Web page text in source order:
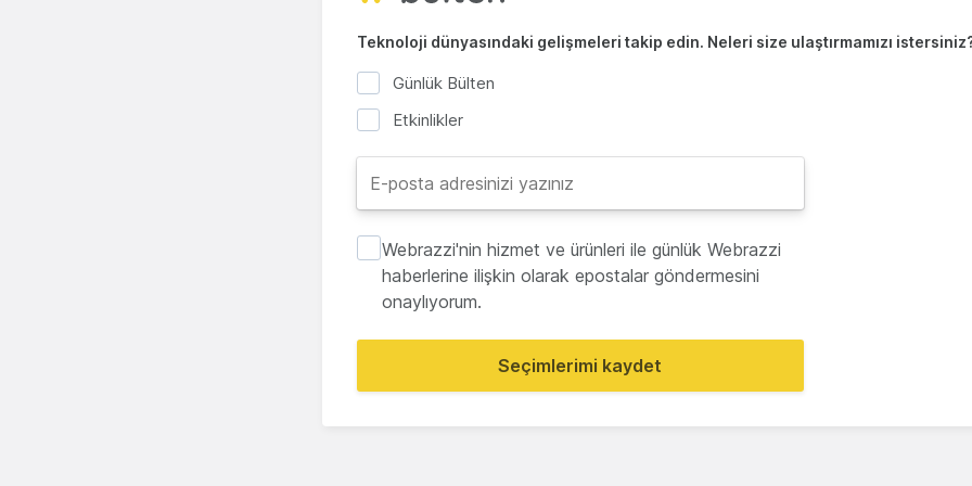
Teknoloji dünyasındaki gelişmeleri takip edin. Neleri size ulaştırmamızı
Günlük Bülten
Etkinlikler
Webrazzi'nin hizmet ve ürünleri ile günlük Webrazzi
haberlerine ilişkin olarak epostalar göndermesini
onaylıyorum.
Seçimlerimi kaydet